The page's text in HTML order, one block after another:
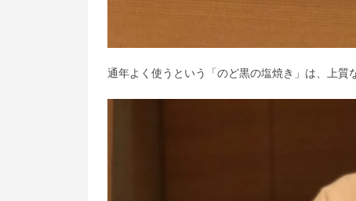
通年よく使うという「のど黒の塩焼き」は、上質